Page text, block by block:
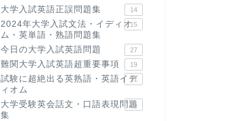
大学入試英語正誤問題集 14
2024年大学入試文法・イディオ
ム・英単語・熟語問題集
15
今日の大学入試英語問題 27
難関大学入試英語超重要事項 19
試験に超絶出る英熟語・英語イデ
ィオム
71
大学受験英会話文・口語表現問題
集
35